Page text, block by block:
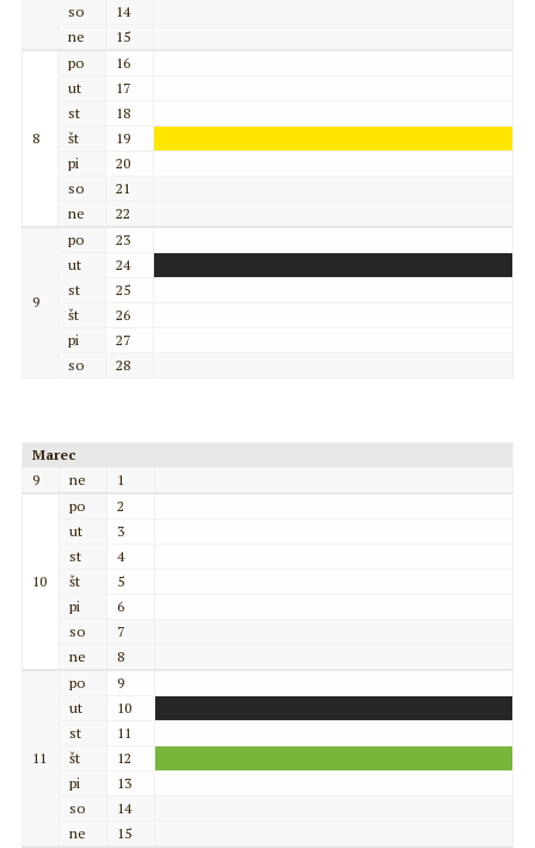
so
14
ne
15
8
po
16
ut
17
st
18
št
19
pi
20
so
21
ne
22
9
po
23
ut
24
st
25
št
26
pi
27
so
28
Marec
9
ne 1
10
po
2
ut
3
st
4
št
5
pi
6
so
7
ne
8
11
po
9
ut
10
st
11
št
12
pi
13
so
14
ne
15